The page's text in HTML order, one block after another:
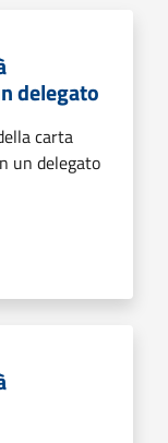
delegato
carta
un delegato